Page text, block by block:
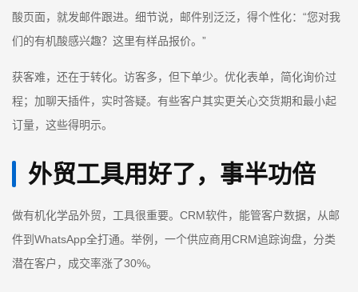
酸页面，就发邮件跟进。细节说，邮件别泛泛，得个性化：“您对我
们的有机酸感兴趣？这里有样品报价。”
获客难，还在于转化。访客多，但下单少。优化表单，简化询价过
程；加聊天插件，实时答疑。有些客户其实更关心交货期和最小起
订量，这些得明示。
外贸工具用好了，事半功倍
做有机化学品外贸，工具很重要。CRM软件，能管客户数据，从邮
件到WhatsApp全打通。举例，一个供应商用CRM追踪询盘，分类
潜在客户，成交率涨了30%。